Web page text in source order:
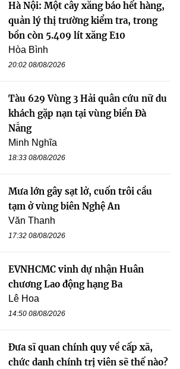
Hà Nội: Một cây xăng báo hết hàng,
quản lý thị trường kiểm tra, trong
bồn còn 5.409 lít xăng E10
Hòa Bình
20:02 08/08/2026
Tàu 629 Vùng 3 Hải quân cứu nữ du
khách gặp nạn tại vùng biển Đà
Nẵng
Minh Nghĩa
18:33 08/08/2026
Mưa lớn gây sạt lở, cuốn trôi cầu
tạm ở vùng biên Nghệ An
Văn Thanh
17:32 08/08/2026
EVNHCMC vinh dự nhận Huân
chương Lao động hạng Ba
Lê Hoa
14:50 08/08/2026
Đưa sĩ quan chính quy về cấp xã,
chức danh chính trị viên sẽ thế nào?